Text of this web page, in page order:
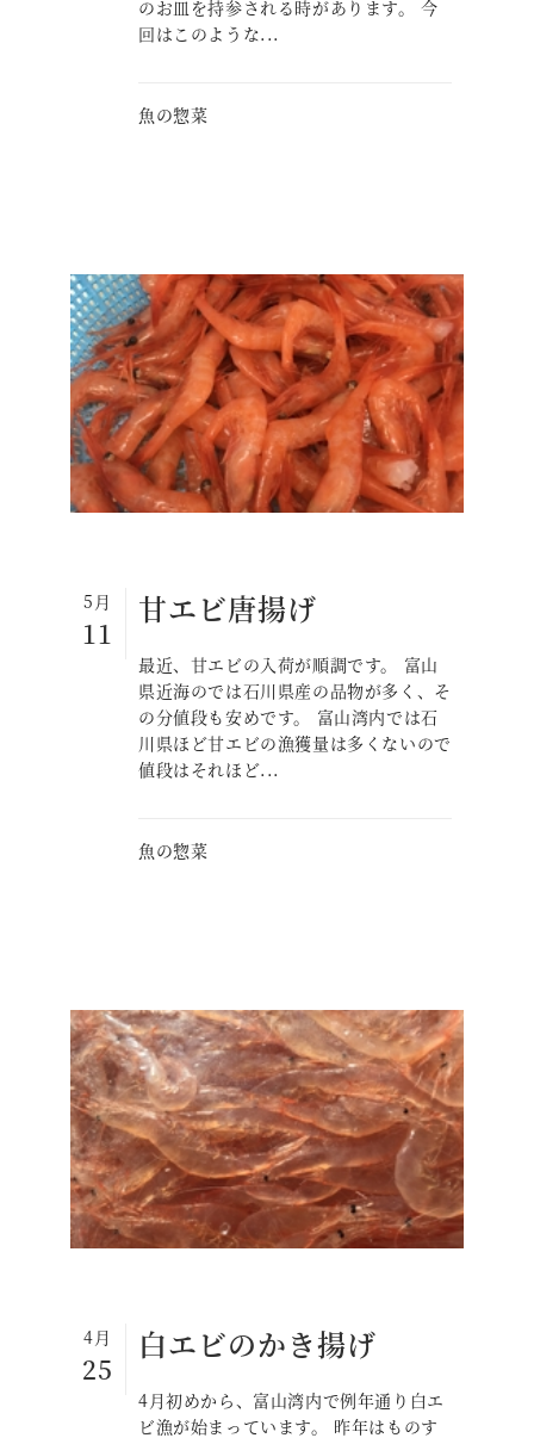
のお皿を持参される時があります。 今
回はこのような...
魚の惣菜
5月
11
甘エビ唐揚げ
最近、甘エビの入荷が順調です。 富山
県近海のでは石川県産の品物が多く、そ
の分値段も安めです。 富山湾内では石
川県ほど甘エビの漁獲量は多くないので
値段はそれほど...
魚の惣菜
4月
25
白エビのかき揚げ
4月初めから、富山湾内で例年通り白エ
ビ漁が始まっています。 昨年はものす